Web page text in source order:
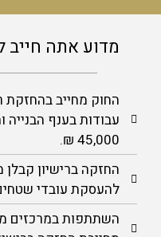
מדוע אתה חייב
החוק מחייב בהחזקת
עבודות בענף
45,000 ₪.
החזקה ברישיון
להעסקת עובדי
השתתפות במרכזים